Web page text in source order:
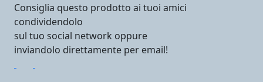
Consiglia questo prodotto ai tuoi amici
condividendolo
sul tuo social network oppure
inviandolo direttamente per email!